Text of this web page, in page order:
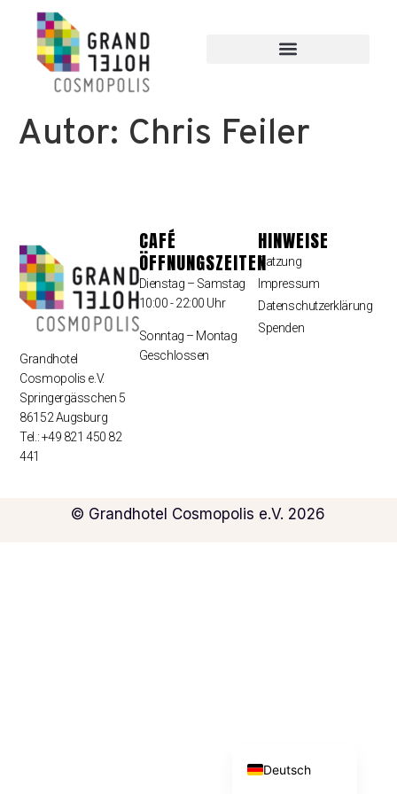
Autor: Chris Feiler
Grandhotel
Cosmopolis e.V.
Springergässchen 5
86152 Augsburg
Tel.: +49 821 450 82
441
CAFÉ
ÖFFNUNGSZEITEN
Dienstag – Samstag
10:00 - 22:00 Uhr
Sonntag – Montag
Geschlossen
HINWEISE
Satzung
Impressum
Datenschutzerklärung
Spenden
© Grandhotel Cosmopolis e.V. 2026
Deutsch